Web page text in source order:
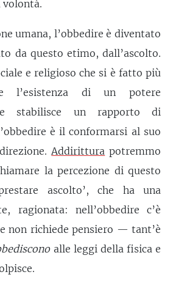
volontà.
umana, l’obbedire è diventato
da questo etimo, dall’ascolto.
e religioso che si è fatto più
l’esistenza di un potere
stabilisce un rapporto di
è il conformarsi al suo
Addirittura potremmo
la percezione di questo
ascolto’, che ha una
ragionata: nell’obbedire c’è
non richiede pensiero — tant’è
alle leggi della fisica e